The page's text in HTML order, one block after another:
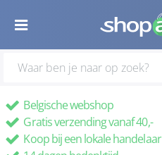
Belgische webshop
Gratis verzending vanaf 40,-
Koop bij een lokale handelaar